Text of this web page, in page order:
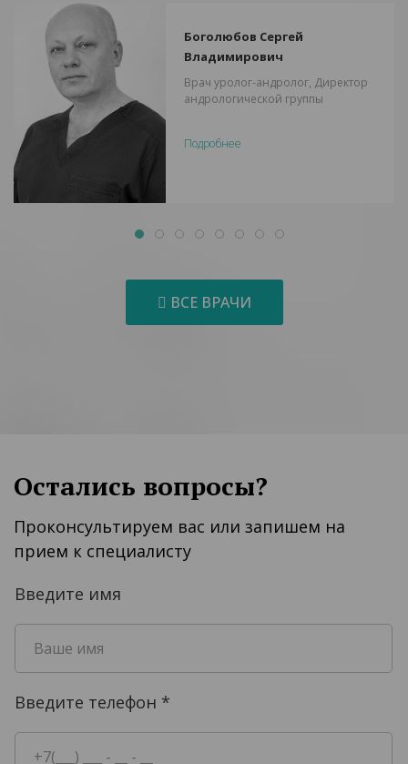
Боголюбов Сергей
Владимирович
Врач уролог-андролог, Директор
андрологической группы
Подробнее
ВСЕ ВРАЧИ
Остались вопросы?
Проконсультируем вас или запишем на
прием к специалисту
Введите имя
Введите телефон *